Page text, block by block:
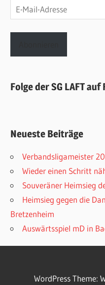
E-
Mail-
Adresse
Folge der SG LAFT
Neueste Beiträge
Verbandsligameister
Wieder einen Schritt
Souveräner Heimsieg
Heimsieg gegen die
Bretzenheim
Auswärtsspiel mD in
WordPress Theme: